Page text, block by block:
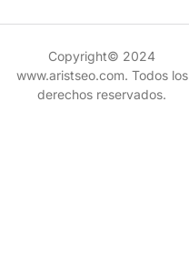
d
t
Copyright© 2024
www.aristseo.com. Todos los
derechos reservados.